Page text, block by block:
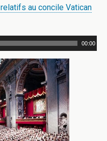
au concile Vatican
00:00